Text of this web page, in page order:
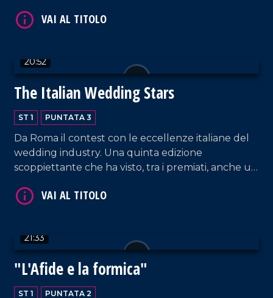
20:52
The Italian Wedding Stars
ST 1 PUNTATA 3
Da Roma il contest con le eccellenze italiane del
wedding industry. Una quinta edizione
scoppiettante che ha visto, tra i premiati, anche un
presentato da Beppe Convertini, volto noto della
21:33
"L'Afide e la formica"
ST 1 PUNTATA 2